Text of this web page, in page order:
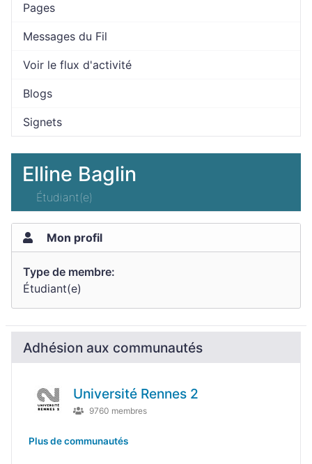
Pages
Messages du Fil
Voir le flux d'activité
Blogs
Signets
Elline Baglin
Étudiant(e)
Mon profil
Type de membre:
Étudiant(e)
Adhésion aux communautés
Université Rennes 2
9760 membres
Plus de communautés